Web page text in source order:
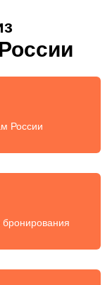
России